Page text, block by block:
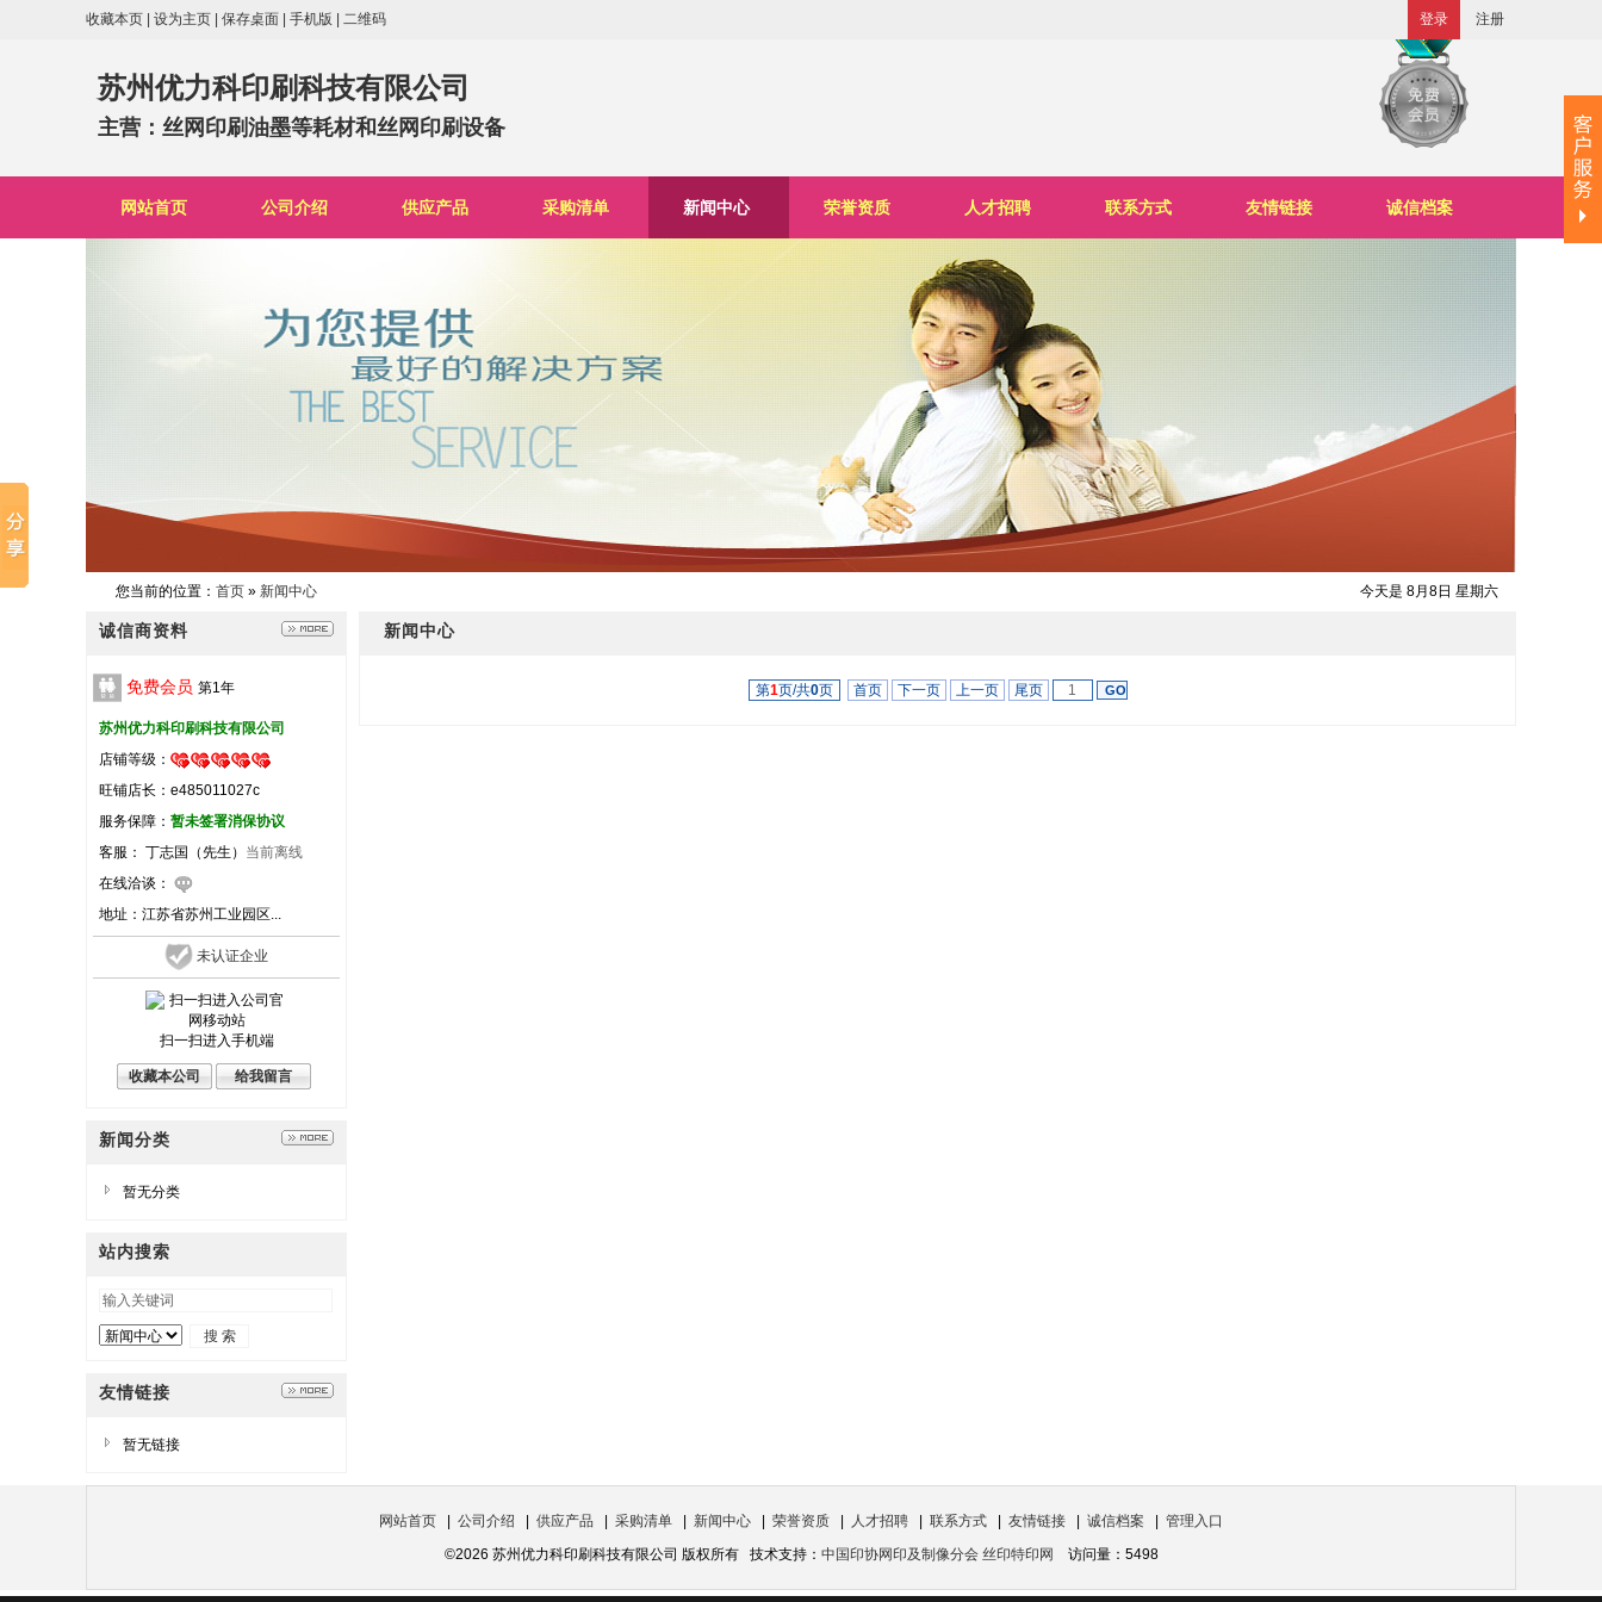
收藏本页 设为主页 保存桌面 手机版 二维码 登录 注册
苏州优力科印刷科技有限公司
主营：丝网印刷油墨等耗材和丝网印刷设备
网站首页 公司介绍 供应产品 采购清单 新闻中心 荣誉资质 人才招聘 联系方式 友情链接 诚信档案
今天是 8月8日 星期六
您当前的位置： 首页 » 新闻中心
诚信商资料
免费会员 第1 年
苏州优力科印刷科技有限公司
店铺等级：
旺铺店长：e485011027c
服务保障： 暂未签署消保协议
客服： 丁志国（先生） 当前离线
在线洽谈：
地址： 江苏省苏州工业园区...
未认证企业
扫一扫进入手机端
收藏本公司 给我留言
新闻分类
暂无分类
站内搜索
友情链接
暂无链接
新闻中心
第1页/共0页 首页 下一页 上一页 尾页
网站首页 公司介绍 供应产品 采购清单 新闻中心 荣誉资质 人才招聘 联系方式 友情链接 诚信档案
管理入口
©2026 苏州优力科印刷科技有限公司 版权所有 技术支持： 中国印协网印及制像分会 丝印特印网 访问量：5498